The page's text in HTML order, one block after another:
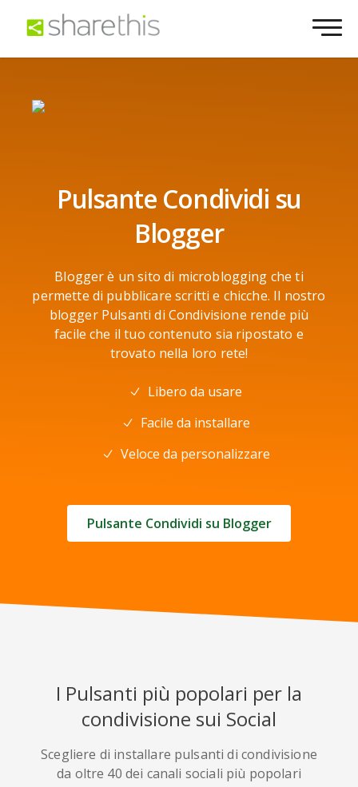
Pulsante Condividi su
Blogger
Blogger è un sito di microblogging che ti
permette di pubblicare scritti e chicche. Il nostro
blogger Pulsanti di Condivisione rende più
facile che il tuo contenuto sia ripostato e
trovato nella loro rete!
Libero da usare
Facile da installare
Veloce da personalizzare
Pulsante Condividi su Blogger
I Pulsanti più popolari per la
condivisione sui Social
Scegliere di installare pulsanti di condivisione
da oltre 40 dei canali sociali più popolari